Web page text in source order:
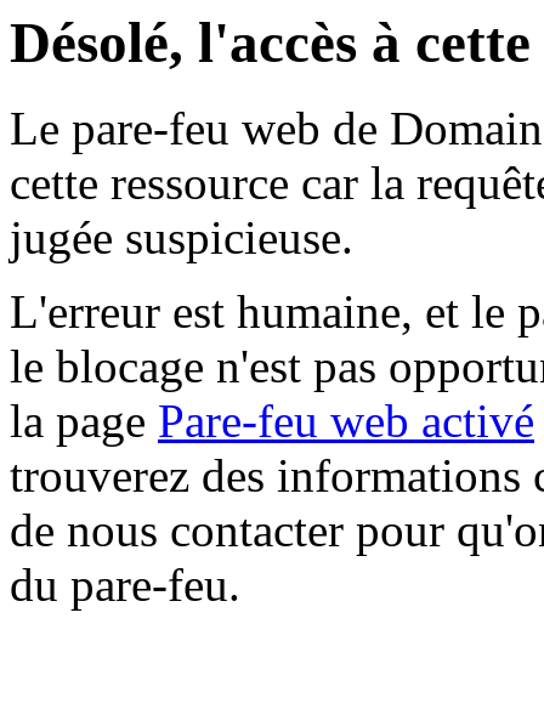
Désolé, l'accès à
Le pare-feu web de
cette ressource car la
jugée suspicieuse.
L'erreur est humaine, et le
le blocage n'est pas
la page Pare-feu web activé
trouverez des informations
de nous contacter pour
du pare-feu.